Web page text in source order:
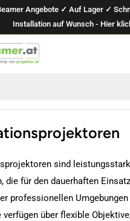
Angebote ✓ Auf Lager ✓
Installation auf Wunsch - Hier
sind
die für den dauerhaften
professionellen
verfügen über flexible